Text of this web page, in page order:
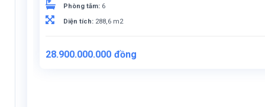
Phòng tắm: 6
Diện tích: 288,6 m2
Giá
28.900.000.000 đồngGiá
hiện